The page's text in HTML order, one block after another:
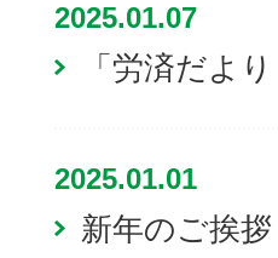
2025.01.07
「労済だよ
2025.01.01
新年のご挨拶